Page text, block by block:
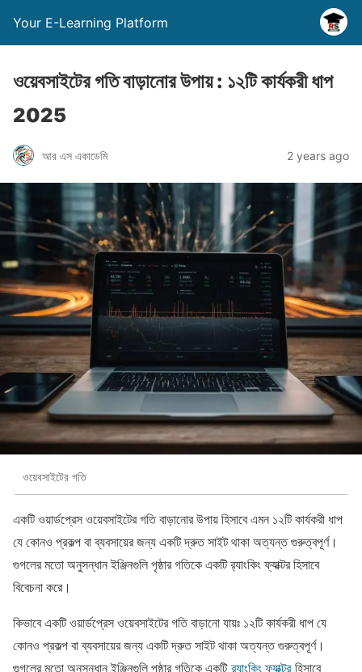
Your E-Learning Platform
ওয়েবসাইটের গতি বাড়ানোর উপায় : ১২টি কার্যকরী ধাপ
2025
আর এস একাডেমি 2 years ago
ওয়েবসাইটের গতি
একটি ওয়ার্ডপ্রেস ওয়েবসাইটের গতি বাড়ানোর উপায় হিসাবে এমন ১২টি কার্যকরী ধাপ
যে কোনও প্রকল্প বা ব্যবসায়ের জন্য একটি দ্রুত সাইট থাকা অত্যন্ত গুরুত্বপূর্ণ।
গুগলের মতো অনুসন্ধান ইঞ্জিনগুলি পৃষ্ঠার গতিকে একটি র‌্যাংকিং ফ্যাক্টর হিসাবে
বিবেচনা করে।
কিভাবে একটি ওয়ার্ডপ্রেস ওয়েবসাইটের গতি বাড়ানো যায়ঃ ১২টি কার্যকরী ধাপ যে
কোনও প্রকল্প বা ব্যবসায়ের জন্য একটি দ্রুত সাইট থাকা অত্যন্ত গুরুত্বপূর্ণ।
গুগলের মতো অনুসন্ধান ইঞ্জিনগুলি পৃষ্ঠার গতিকে একটির‌্যাংকিং ফ্যাক্টরহিসাবে